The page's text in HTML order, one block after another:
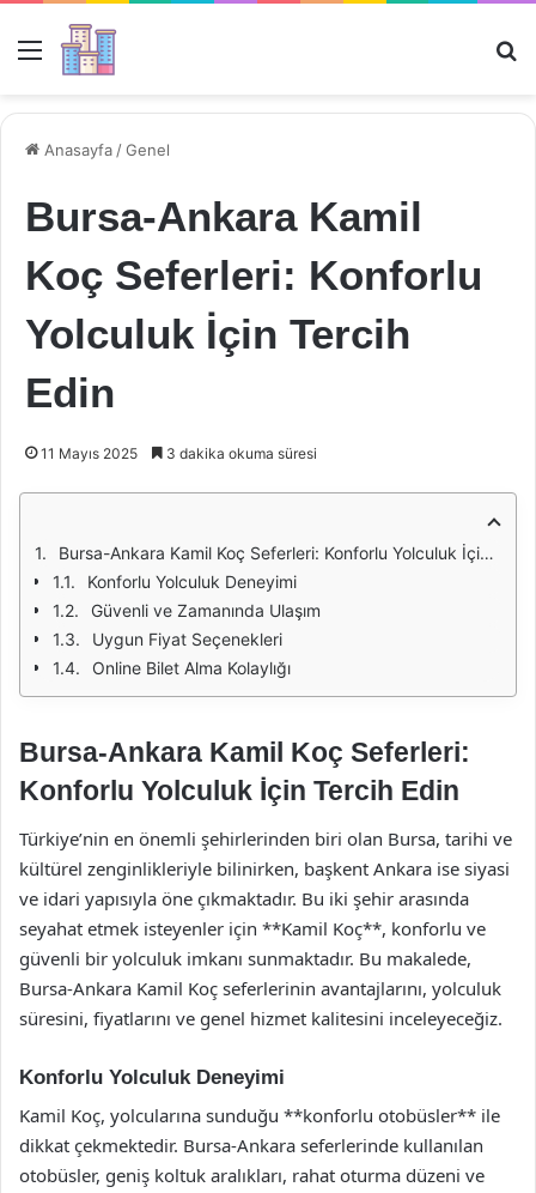
Menü
Anasayfa /Genel
Bursa-Ankara Kamil
Koç Seferleri: Konforlu
Yolculuk İçin Tercih
Edin
11 Mayıs 2025 3 dakika okuma süresi
Bursa-Ankara Kamil Koç Seferleri: Konforlu Yolculuk İçin Tercih Edin
Konforlu Yolculuk Deneyimi
Güvenli ve Zamanında Ulaşım
Uygun Fiyat Seçenekleri
Online Bilet Alma Kolaylığı
Bursa-Ankara Kamil Koç Seferleri:
Konforlu Yolculuk İçin Tercih Edin
Türkiye’nin en önemli şehirlerinden biri olan Bursa, tarihi ve
kültürel zenginlikleriyle bilinirken, başkent Ankara ise siyasi
ve idari yapısıyla öne çıkmaktadır. Bu iki şehir arasında
seyahat etmek isteyenler için **Kamil Koç**, konforlu ve
güvenli bir yolculuk imkanı sunmaktadır. Bu makalede,
Bursa-Ankara Kamil Koç seferlerinin avantajlarını, yolculuk
süresini, fiyatlarını ve genel hizmet kalitesini inceleyeceğiz.
Konforlu Yolculuk Deneyimi
Kamil Koç, yolcularına sunduğu **konforlu otobüsler** ile
dikkat çekmektedir. Bursa-Ankara seferlerinde kullanılan
otobüsler, geniş koltuk aralıkları, rahat oturma düzeni ve